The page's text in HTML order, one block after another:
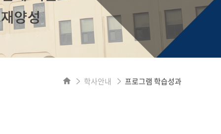
학사안내 프로그램 학습성과